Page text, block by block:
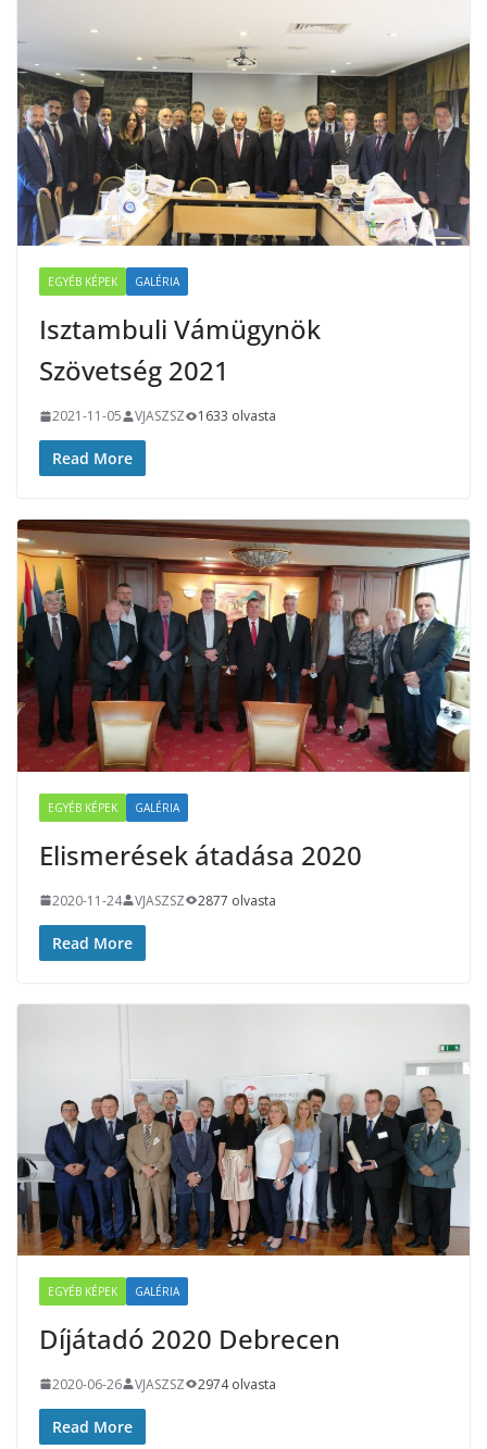
EGYÉB KÉPEK GALÉRIA
Isztambuli Vámügynök
Szövetség 2021
2021-11-05 VJASZSZ 1633 olvasta
Read More
EGYÉB KÉPEK GALÉRIA
Elismerések átadása 2020
2020-11-24 VJASZSZ 2877 olvasta
Read More
EGYÉB KÉPEK GALÉRIA
Díjátadó 2020 Debrecen
2020-06-26 VJASZSZ 2974 olvasta
Read More